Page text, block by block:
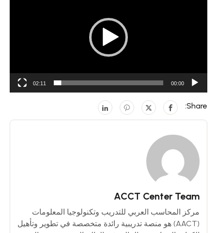
00:00
02:11
Share:
ACCT Center Team
مركز المحاسب العربي للتدريب وتكنولوجيا المعلومات
(AACT) هو منصة تدريبية رائدة متخصصة في تطوير وتأهيل